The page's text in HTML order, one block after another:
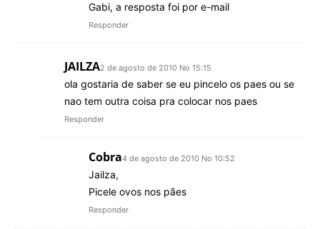
Gabi, a resposta foi por e-mail
Responder
JAILZA2 de agosto de 2010 No 15:15
ola gostaria de saber se eu pincelo os paes ou se
nao tem outra coisa pra colocar nos paes
Responder
Cobra4 de agosto de 2010 No 10:52
Jailza,
Picele ovos nos pães
Responder